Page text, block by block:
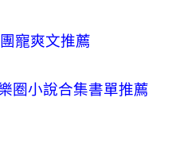
寵爽文推薦
圈小說合集書單推薦